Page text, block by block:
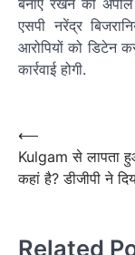
बनाए रखने की
एसपी नरेंद्र
आरोपियों को डिटेन
कार्रवाई होगी.
navigation
Post
navigation
⟵
Kulgam से लापता
कहां है? डीजीपी ने
Related